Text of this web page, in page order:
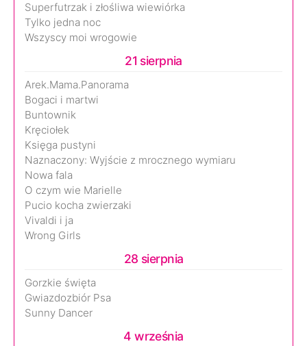
Superfutrzak i złośliwa wiewiórka
Tylko jedna noc
Wszyscy moi wrogowie
21 sierpnia
Arek.Mama.Panorama
Bogaci i martwi
Buntownik
Kręciołek
Księga pustyni
Naznaczony: Wyjście z mrocznego wymiaru
Nowa fala
O czym wie Marielle
Pucio kocha zwierzaki
Vivaldi i ja
Wrong Girls
28 sierpnia
Gorzkie święta
Gwiazdozbiór Psa
Sunny Dancer
4 września